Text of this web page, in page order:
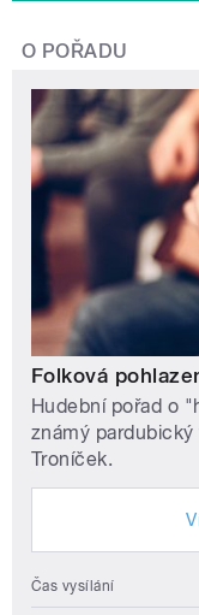
O POŘADU
Folková
Hudební pořad o
známý
Troníček.
Čas vysílání